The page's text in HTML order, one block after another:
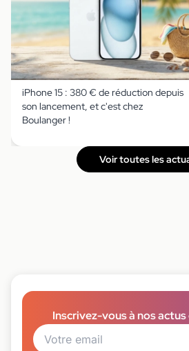
iPhone 15 : 380 € de réduction depuis
son lancement, et c'est chez
Boulanger !
Voir toutes les
Inscrivez-vous à nos